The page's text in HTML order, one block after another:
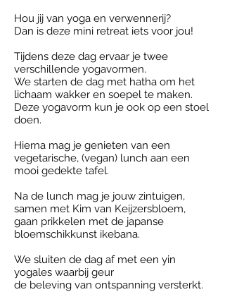
Hou jij van yoga en verwennerij?
Dan is deze mini retreat iets voor jou!
Tijdens deze dag ervaar je twee
verschillende yogavormen.
We starten de dag met hatha om het
lichaam wakker en soepel te maken.
Deze yogavorm kun je ook op een stoel
doen.
Hierna mag je genieten van een
vegetarische, (vegan) lunch aan een
mooi gedekte tafel.
Na de lunch mag je jouw zintuigen,
samen met Kim van Keijzersbloem,
gaan prikkelen met de japanse
bloemschikkunst ikebana.
We sluiten de dag af met een yin
yogales waarbij geur
de beleving van ontspanning versterkt.